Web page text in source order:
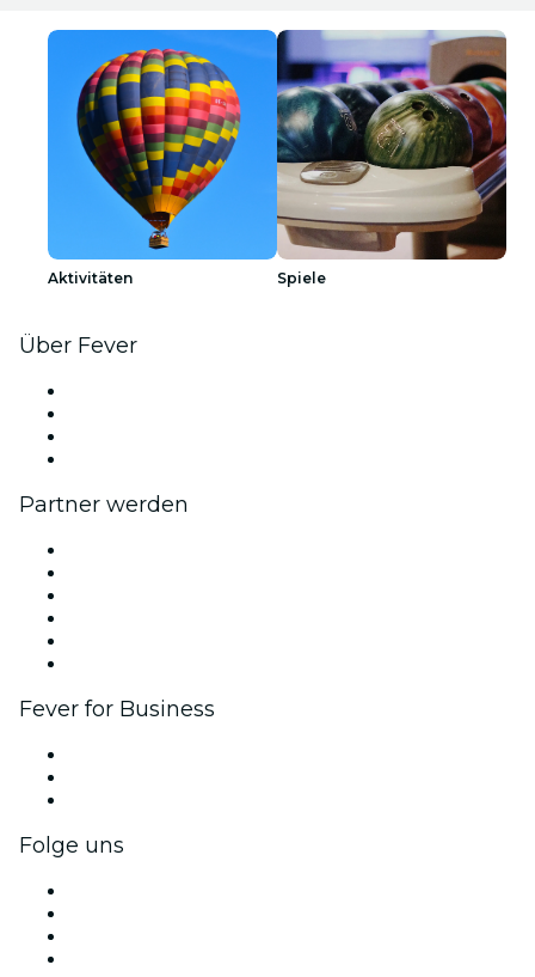
Aktivitäten Spiele
Über Fever
Partner werden
Fever for Business
Folge uns